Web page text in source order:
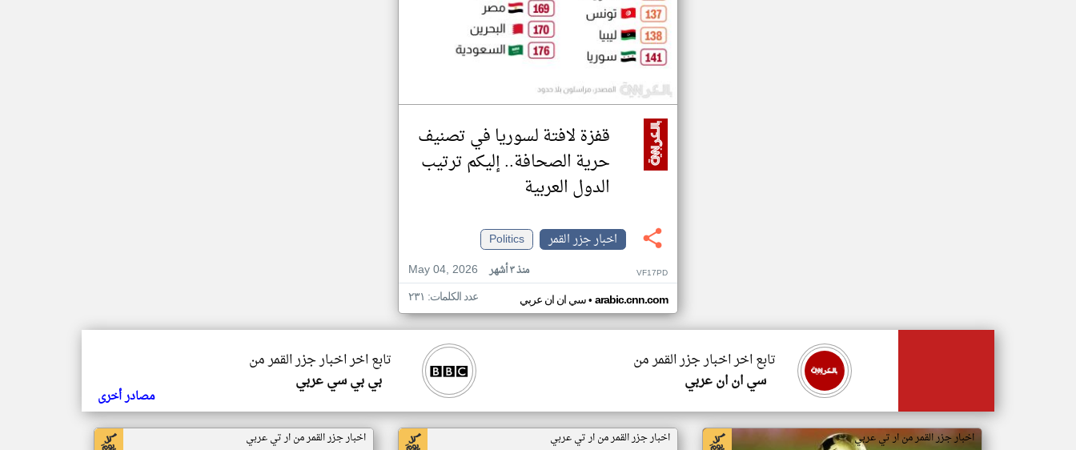
قفزة لافتة لسوريا في تصنيف
حرية الصحافة.. إليكم ترتيب
الدول العربية
اخبار جزر القمر
Politics
May 04, 2026
منذ ٣ أشهر VF17PD
سي ان ان عربي• arabic.cnn.com عدد الكلمات: ٢٣١
تابع اخر اخبار جزر القمر من
بي بي سي عربي
تابع اخر اخبار جزر القمر من
سي ان ان عربي
مصادر أخرى
اخبار جزر القمر من ار تي عربي اخبار جزر القمر من ار تي عربي اخبار جزر القمر من ار تي عربي